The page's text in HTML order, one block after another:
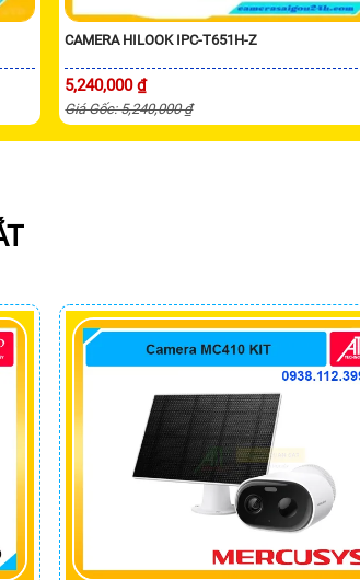
CAMERA HILOOK IPC-T651H-Z
5,240,000 ₫
Giá Gốc: 5,240,000 ₫